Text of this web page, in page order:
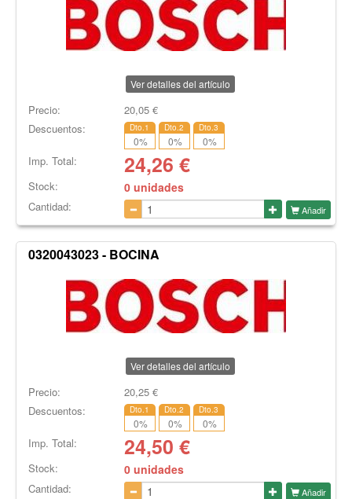
Ver detalles del artículo
Precio: 20,05€
Descuentos:
Dto.1
0%
Dto.2
0%
Dto.3
0%
Imp. Total: 24,26 €
Stock: 0 unidades
Cantidad: Añadir
0320043023 - BOCINA
Ver detalles del artículo
Precio: 20,25€
Descuentos:
Dto.1
0%
Dto.2
0%
Dto.3
0%
Imp. Total: 24,50 €
Stock: 0 unidades
Cantidad: Añadir